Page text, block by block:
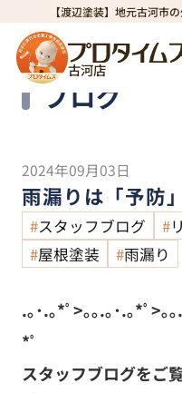
【渡辺塗装】地元古河市
古河店
HOME>ブログ>
ブログ
Blog
2024年09月03日
雨漏りは「予防
スタッフブログ
屋根塗装
雨漏り
.｡･.｡*ﾟ>｡｡.｡･.｡*ﾟ>｡
*ﾟ
スタッフブログをご